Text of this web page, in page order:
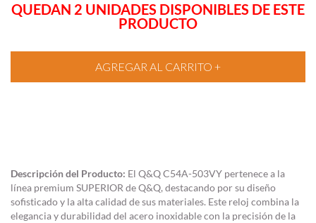
QUEDAN 2 UNIDADES DISPONIBLES DE ESTE
PRODUCTO
Descripción del Producto: El Q&Q C54A-503VY pertenece a la
línea premium SUPERIOR de Q&Q, destacando por su diseño
sofisticado y la alta calidad de sus materiales. Este reloj combina la
elegancia y durabilidad del acero inoxidable con la precisión de la